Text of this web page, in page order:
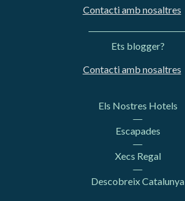
Contacti amb nosaltres
Ets blogger?
Contacti amb nosaltres
Els Nostres Hotels
Escapades
Xecs Regal
Descobreix Catalunya